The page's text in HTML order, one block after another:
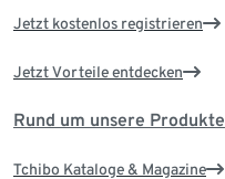
Jetzt kostenlos registrieren
Jetzt Vorteile entdecken
Rund um unsere Produkte
Tchibo Kataloge & Magazine